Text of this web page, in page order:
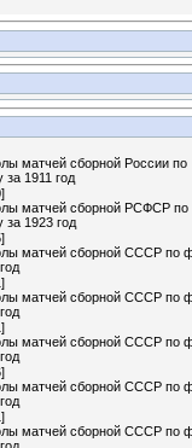
матчей сборной России по
за 1911 год
матчей сборной РСФСР по
за 1923 год
матчей сборной СССР по
матчей сборной СССР по
матчей сборной СССР по
матчей сборной СССР по
матчей сборной СССР по